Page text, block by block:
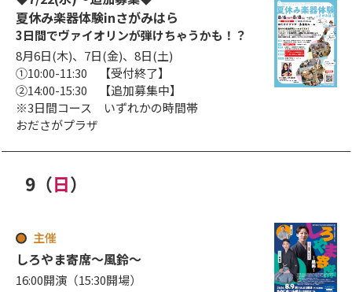
夏休み楽器体験inさがみはら
3日間でヴァイオリンが弾けちゃうかも！？
8月6日(木)、7日(金)、8日(土)
①10:00-11:30 【受付終了】
②14:00-15:30 【追加募集中】
※3日間コース いずれかの時間帯
おださがプラザ
9 （日）
主催
しろやま寄席～風鈴～
16:00開演（15:30開場）